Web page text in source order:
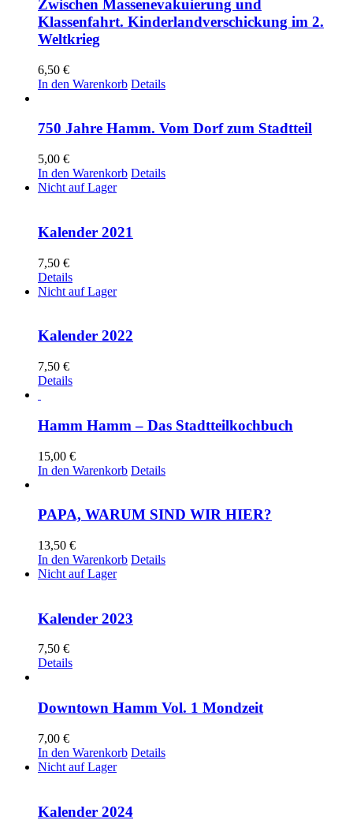
Zwischen Massenevakuierung und
Klassenfahrt. Kinderlandverschickung im 2.
Weltkrieg
6,50 €
In den Warenkorb Details
750 Jahre Hamm. Vom Dorf zum Stadtteil
5,00 €
In den Warenkorb Details
Nicht auf Lager
Kalender 2021
7,50 €
Details
Nicht auf Lager
Kalender 2022
7,50 €
Details
Hamm Hamm – Das Stadtteilkochbuch
15,00 €
In den Warenkorb Details
PAPA, WARUM SIND WIR HIER?
13,50 €
In den Warenkorb Details
Nicht auf Lager
Kalender 2023
7,50 €
Details
Downtown Hamm Vol. 1 Mondzeit
7,00 €
In den Warenkorb Details
Nicht auf Lager
Kalender 2024